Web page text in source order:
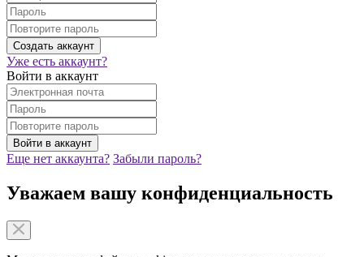
Уже есть аккаунт?
Войти в аккаунт
Еще нет аккаунта? Забыли пароль?
Уважаем вашу конфиденциальность